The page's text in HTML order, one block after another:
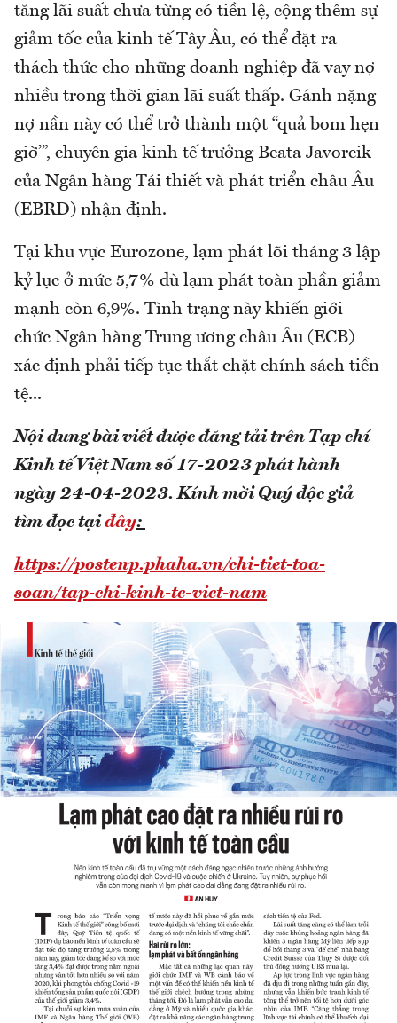
tăng lãi suất chưa từng có tiền lệ, cộng thêm sự
giảm tốc của kinh tế Tây Âu, có thể đặt ra
thách thức cho những doanh nghiệp đã vay nợ
nhiều trong thời gian lãi suất thấp. Gánh nặng
nợ nần này có thể trở thành một “quả bom hẹn
giờ’”, chuyên gia kinh tế trưởng Beata Javorcik
của Ngân hàng Tái thiết và phát triển châu Âu
(EBRD) nhận định.
Tại khu vực Eurozone, lạm phát lõi tháng 3 lập
kỷ lục ở mức 5,7% dù lạm phát toàn phần giảm
mạnh còn 6,9%. Tình trạng này khiến giới
chức Ngân hàng Trung ương châu Âu (ECB)
xác định phải tiếp tục thắt chặt chính sách tiền
tệ...
Nội dung bài viết được đăng tải trên Tạp chí
Kinh tế Việt Nam số 17-2023 phát hành
ngày 24-04-2023.Kính mời Quý độc giả
tìm đọc tại đây:
https://postenp.phaha.vn/chi-tiet-toa-
soan/tap-chi-kinh-te-viet-nam